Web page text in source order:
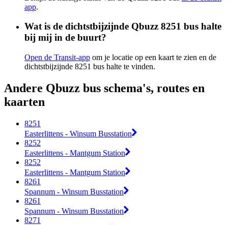
app.
Wat is de dichtstbijzijnde Qbuzz 8251 bus halte
bij mij in de buurt?
Open de Transit-app om je locatie op een kaart te zien en de
dichtstbijzijnde 8251 bus halte te vinden.
Andere Qbuzz bus schema's, routes en
kaarten
8251
Easterlittens - Winsum Busstation
8252
Easterlittens - Mantgum Station
8252
Easterlittens - Mantgum Station
8261
Spannum - Winsum Busstation
8261
Spannum - Winsum Busstation
8271